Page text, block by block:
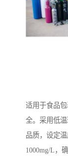
适用于食品
全。采用低
品质，设定
1000mg/L，